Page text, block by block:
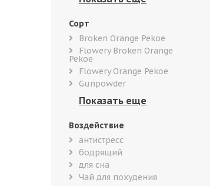
Сорт
Broken Orange Pekoe
Flowery Broken Orange
Pekoe
Flowery Orange Pekoe
Gunpowder
Воздействие
антистресс
бодрящий
для сна
Чай для похудения